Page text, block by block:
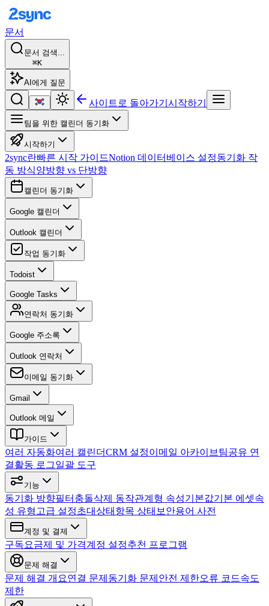
문서
문서 검색...
⌘K
AI에게 질문
사이트로 돌아가기 시작하기
팀을 위한 캘린더 동기화
시작하기
2sync란빠른 시작 가이드Notion 데이터베이스 설정동기화 작
동 방식양방향 vs 단방향
캘린더 동기화
Google 캘린더
Outlook 캘린더
작업 동기화
Todoist
Google Tasks
연락처 동기화
Google 주소록
Outlook 연락처
이메일 동기화
Gmail
Outlook 메일
가이드
여러 자동화여러 캘린더CRM 설정이메일 아카이브 팀공유 연
결활동 로그일괄 도구
기능
동기화 방향필터 충돌삭제 동작관계형 속성기본값기본 에셋속
성 유형 고급 설정초대상태 항목 상태 보안용어 사전
계정 및 결제
구독요금제 및 가격계정 설정추천 프로그램
문제 해결
문제 해결 개요연결 문제 동기화 문제 안전 제한오류 코드속도
제한